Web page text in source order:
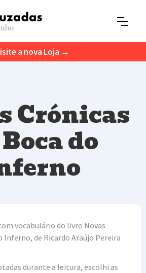
a nova Loja →
Crónicas
do
vocabulário do livro Novas
Inferno, de Ricardo Araújo Pereira
durante a leitura, escolhi as